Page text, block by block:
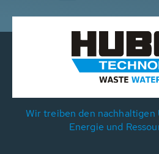
Wir treiben den nachhaltigen
Energie und